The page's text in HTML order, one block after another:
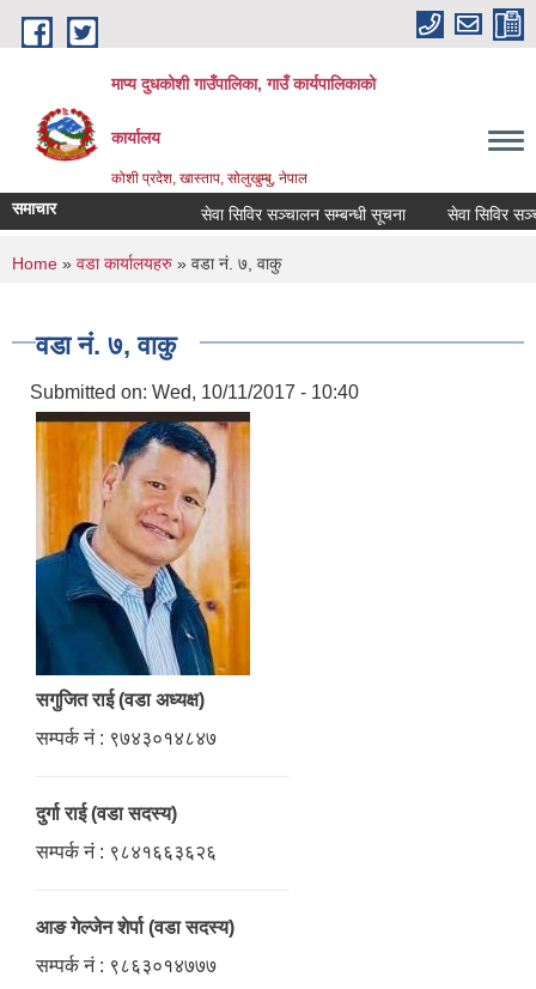
Skip to main content
माप्य दुधकोशी गाउँपालिका, गाउँ कार्यपालिकाको
कार्यालय
कोशी प्रदेश, खास्ताप, सोलुखुम्बु, नेपाल
समाचार सेवा सिविर सञ्चालन सम्बन्धी सूचना सेवा सिविर
You are here
Home » वडा कार्यालयहरु » वडा नं. ७, वाकु
वडा नं. ७, वाकु
Submitted on: Wed, 10/11/2017 - 10:40
सगुजित राई (वडा अध्यक्ष)
सम्पर्क नं : ९७४३०१४८४७
दुर्गा राई (वडा सदस्य)
सम्पर्क नं : ९८४१६६३६२६
आङ गेल्जेन शेर्पा (वडा सदस्य)
सम्पर्क नं : ९८६३०१४७७७